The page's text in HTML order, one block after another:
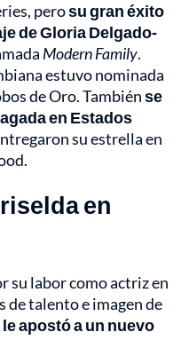
perosu gran éxito
de Gloria Delgado-
Modern Family.
estuvo nominada
de Oro. Tambiénse
en Estados
su estrella en
en
su labor como actriz en
de talento e imagen de
apostó a un nuevo